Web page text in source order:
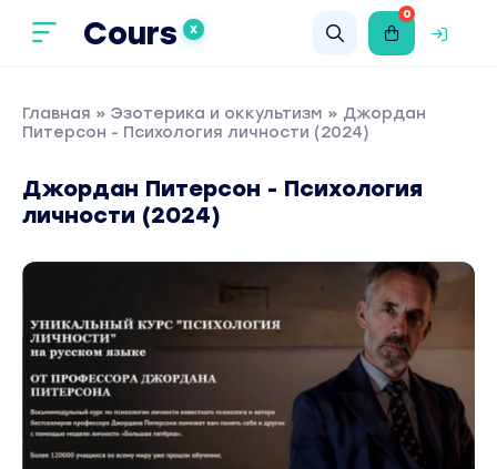
Cours X
0
Главная » Эзотерика и оккультизм » Джордан
Питерсон - Психология личности (2024)
Джордан Питерсон - Психология
личности (2024)